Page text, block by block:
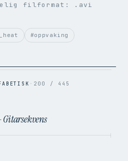
Mbps
MB
filformat: .avi
#oppvaking
· 200 / 445